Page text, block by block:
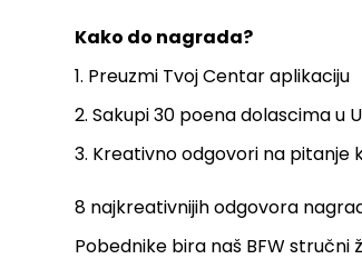
Kako do nagrada?
1. Preuzmi Tvoj Centar aplikaciju
2. Sakupi 30 poena dolascima u
3. Kreativno odgovori na pitanje
8 najkreativnijih odgovora
Pobednike bira naš BFW stručni